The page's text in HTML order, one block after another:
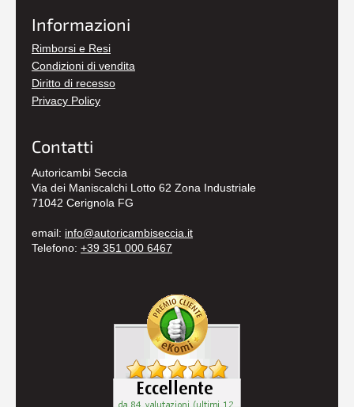
Informazioni
Rimborsi e Resi
Condizioni di vendita
Diritto di recesso
Privacy Policy
Contatti
Autoricambi Seccia
Via dei Maniscalchi Lotto 62 Zona Industriale
71042 Cerignola FG
email: info@autoricambiseccia.it
Telefono: +39 351 000 6467